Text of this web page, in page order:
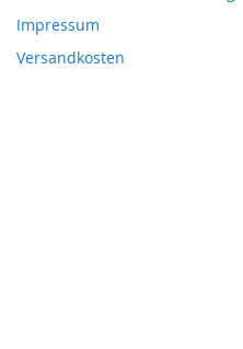
Impressum
Versandkosten